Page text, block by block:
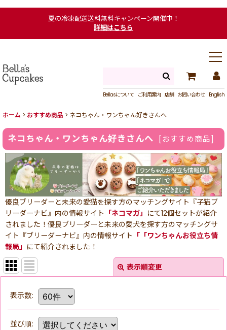
夏の冷凍配送送料無料キャンペーン開催中！
詳細はこちら
Bellasについて ご利用案内 店舗 お問い合わせ English
ホーム > おすすめ商品 > ネコちゃん・ワンちゃん好きさんへ
ネコちゃん・ワンちゃん好きさんへ おすすめ商品
優良ブリーダーと未来の愛猫を探す方のマッチングサイト『子猫ブ
リーダーナビ』内の情報サイト 「ネコマガ」 にて12個セットが紹介
されました！優良ブリーダーと未来の愛犬を探す方のマッチングサ
イト『ブリーダーナビ』内の情報サイト 「「ワンちゃんお役立ち情
報局」 にて紹介されました！
表示順変更
表示数:
並び順: